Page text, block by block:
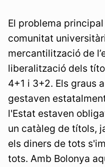
El problema
comunitat
mercantilització de
liberalització dels
4+1 i 3+2. Els graus
gestaven
l'Estat estaven
un catàleg de títols,
els diners de tots
tots. Amb Bolonya